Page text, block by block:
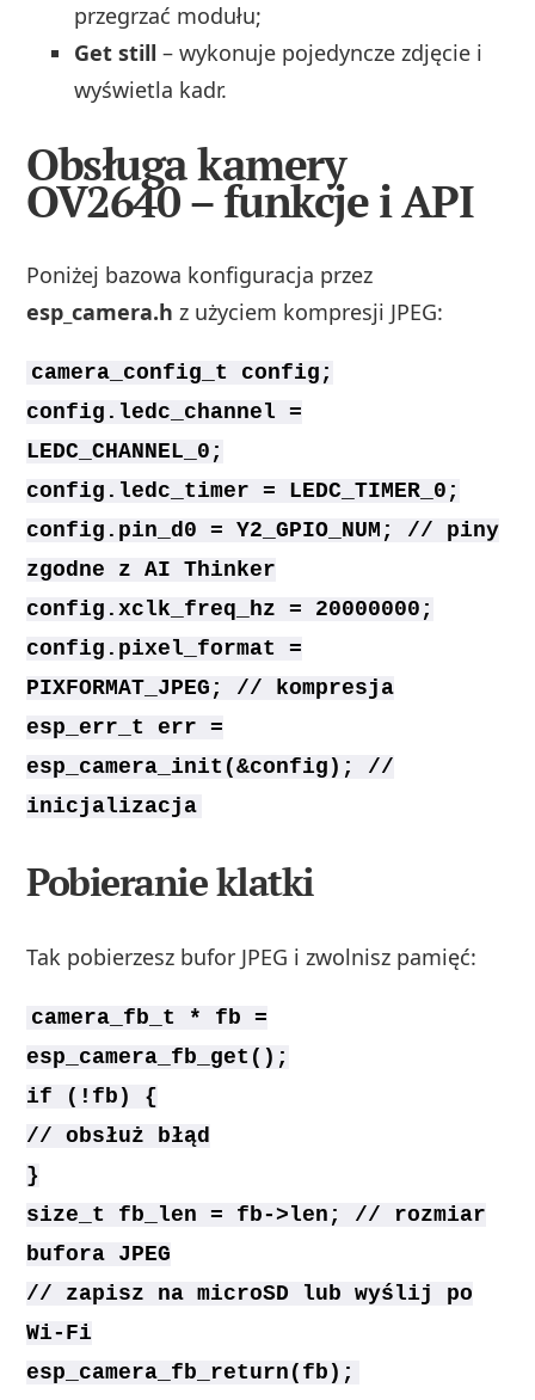
przegrzać modułu;
Get still – wykonuje pojedyncze zdjęcie i
wyświetla kadr.
Obsługa kamery
OV2640 – funkcje i API
Poniżej bazowa konfiguracja przez
esp_camera.h z użyciem kompresji JPEG:
camera_config_t config;
config.ledc_channel =
LEDC_CHANNEL_0;
config.ledc_timer = LEDC_TIMER_0;
config.pin_d0 = Y2_GPIO_NUM; // piny
zgodne z AI Thinker
config.xclk_freq_hz = 20000000;
config.pixel_format =
PIXFORMAT_JPEG; // kompresja
esp_err_t err =
esp_camera_init(&config); //
inicjalizacja
Pobieranie klatki
Tak pobierzesz bufor JPEG i zwolnisz pamięć:
camera_fb_t * fb =
esp_camera_fb_get();
if (!fb) {
// obsłuż błąd
}
size_t fb_len = fb->len; // rozmiar
bufora JPEG
// zapisz na microSD lub wyślij po
Wi‑Fi
esp_camera_fb_return(fb);